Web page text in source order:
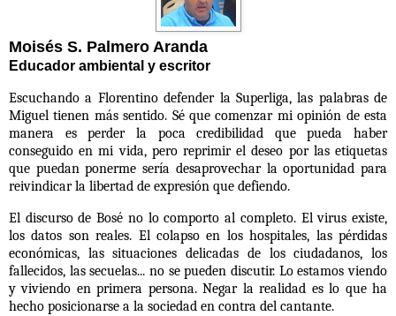
Moisés S. Palmero Aranda
Educador ambiental y escritor
Escuchando a Florentino defender la Superliga, las palabras de
Miguel tienen más sentido. Sé que comenzar mi opinión de esta
manera es perder la poca credibilidad que pueda haber
conseguido en mi vida, pero reprimir el deseo por las etiquetas
que puedan ponerme sería desaprovechar la oportunidad para
reivindicar la libertad de expresión que defiendo.
El discurso de Bosé no lo comporto al completo. El virus existe,
los datos son reales. El colapso en los hospitales, las pérdidas
económicas, las situaciones delicadas de los ciudadanos, los
fallecidos, las secuelas... no se pueden discutir. Lo estamos viendo
y viviendo en primera persona. Negar la realidad es lo que ha
hecho posicionarse a la sociedad en contra del cantante.